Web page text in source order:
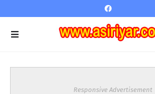
Responsive Advertisement